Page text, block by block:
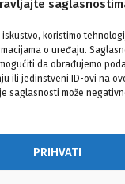
iskustvo, koristimo
o uređaju.
da obrađujemo
ili jedinstveni ID-ovi na
saglasnosti može
PRIHVATI
s
Istre